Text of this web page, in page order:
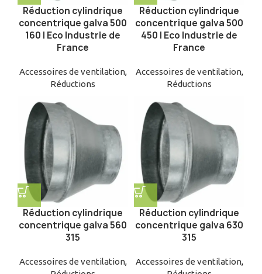
Réduction cylindrique
concentrique galva 500
160 | Eco Industrie de
France
Accessoires de ventilation,
Réductions
Réduction cylindrique
concentrique galva 500
450 | Eco Industrie de
France
Accessoires de ventilation,
Réductions
Réduction cylindrique
concentrique galva 560
315
Accessoires de ventilation,
Réduction cylindrique
concentrique galva 630
315
Accessoires de ventilation,